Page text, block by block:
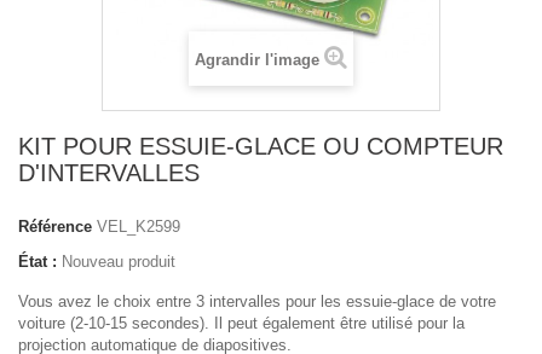
Agrandir l'image
KIT POUR ESSUIE-GLACE OU COMPTEUR
D'INTERVALLES
Référence VEL_K2599
État : Nouveau produit
Vous avez le choix entre 3 intervalles pour les essuie-glace de votre
voiture (2-10-15 secondes). Il peut également être utilisé pour la
projection automatique de diapositives.